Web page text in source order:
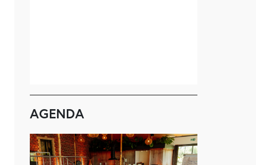
AGENDA